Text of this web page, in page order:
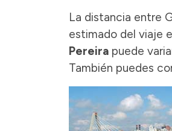
La distancia entre
estimado del viaje
Pereira puede
También puedes